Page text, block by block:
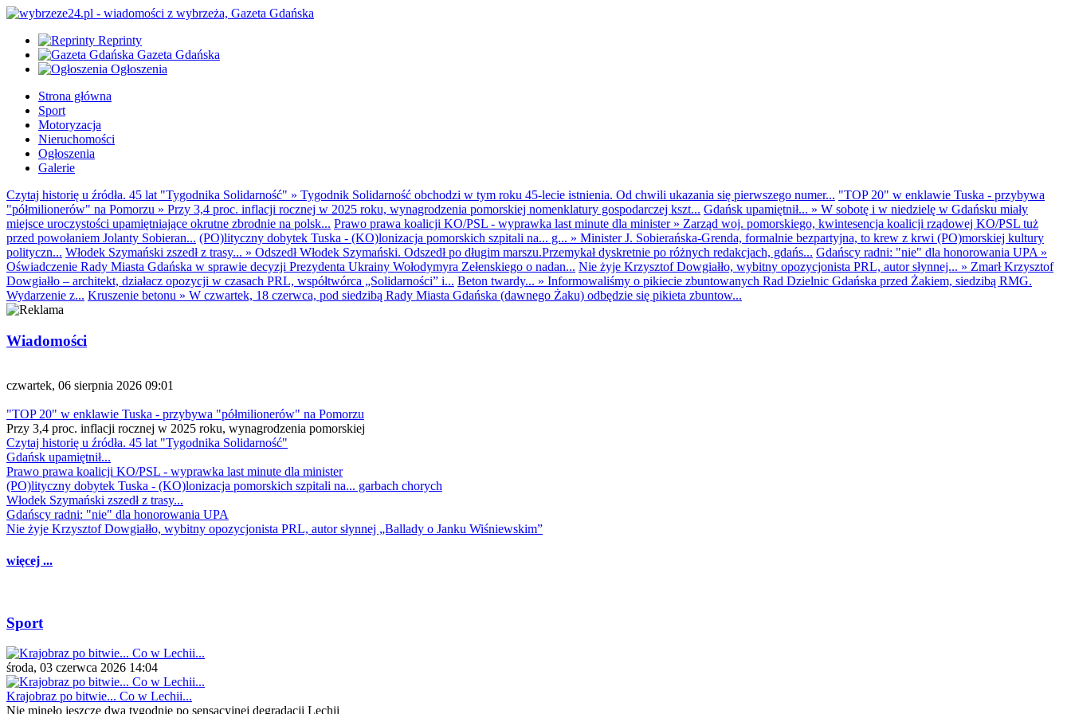
Reprinty
Gazeta Gdańska
Ogłoszenia
Strona główna
Sport
Motoryzacja
Nieruchomości
Ogłoszenia
Galerie
Czytaj historię u źródła. 45 lat "Tygodnika Solidarność" » Tygodnik Solidarność obchodzi w tym roku 45-lecie istnienia. Od chwili ukazania się pierwszego numer... "TOP 20" w enklawie Tuska - przybywa
"półmilionerów" na Pomorzu » Przy 3,4 proc. inflacji rocznej w 2025 roku, wynagrodzenia pomorskiej nomenklatury gospodarczej kszt... Gdańsk upamiętnił... » W sobotę i w niedzielę w Gdańsku miały
miejsce uroczystości upamiętniające okrutne zbrodnie na polsk... Prawo prawa koalicji KO/PSL - wyprawka last minute dla minister» Zarząd woj. pomorskiego, kwintesencja koalicji rządowej KO/PSL tuż
przed powołaniem Jolanty Sobieran... (PO)lityczny dobytek Tuska - (KO)lonizacja pomorskich szpitali na... g... » Minister J. Sobierańska-Grenda, formalnie bezpartyjna, to krew z krwi (PO)morskiej kultury
polityczn... Włodek Szymański zszedł z trasy... » Odszedł Włodek Szymański. Odszedł po długim marszu.Przemykał dyskretnie po różnych redakcjach, gdańs... Gdańscy radni: "nie" dla honorowania UPA »
Oświadczenie Rady Miasta Gdańska w sprawie decyzji Prezydenta Ukrainy Wołodymyra Zełenskiego o nadan... Nie żyje Krzysztof Dowgiałło, wybitny opozycjonista PRL, autor słynnej... » Zmarł Krzysztof
Dowgiałło – architekt, działacz opozycji w czasach PRL, współtwórca „Solidarności” i... Beton twardy... » Informowaliśmy o pikiecie zbuntowanych Rad Dzielnic Gdańska przed Żakiem, siedzibą RMG.
Wydarzenie z... Kruszenie betonu » W czwartek, 18 czerwca, pod siedzibą Rady Miasta Gdańska (dawnego Żaku) odbędzie się pikieta zbuntow...
Wiadomości
czwartek, 06 sierpnia 2026 09:01
"TOP 20" w enklawie Tuska - przybywa "półmilionerów" na Pomorzu
Przy 3,4 proc. inflacji rocznej w 2025 roku, wynagrodzenia pomorskiej
Czytaj historię u źródła. 45 lat "Tygodnika Solidarność"
Gdańsk upamiętnił...
Prawo prawa koalicji KO/PSL - wyprawka last minute dla minister
(PO)lityczny dobytek Tuska - (KO)lonizacja pomorskich szpitali na... garbach chorych
Włodek Szymański zszedł z trasy...
Gdańscy radni: "nie" dla honorowania UPA
Nie żyje Krzysztof Dowgiałło, wybitny opozycjonista PRL, autor słynnej „Ballady o Janku Wiśniewskim”
więcej ...
Sport
środa, 03 czerwca 2026 14:04
Krajobraz po bitwie... Co w Lechii...
Nie minęło jeszcze dwa tygodnie po sensacyjnej degradacji Lechii